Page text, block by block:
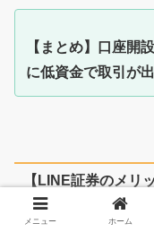
【まとめ】口座開
に低資金で取引が出
【LINE証券のメリ
る【期間限定】
メニュー ホーム